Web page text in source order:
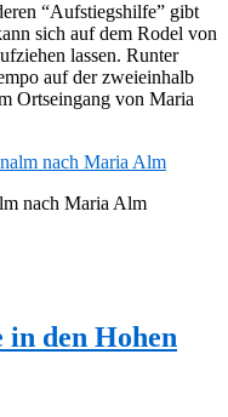
“Aufstiegshilfe” gibt
sich auf dem Rodel von
lassen. Runter
auf der zweieinhalb
Ortseingang von Maria
nach Maria Alm
den Hohen